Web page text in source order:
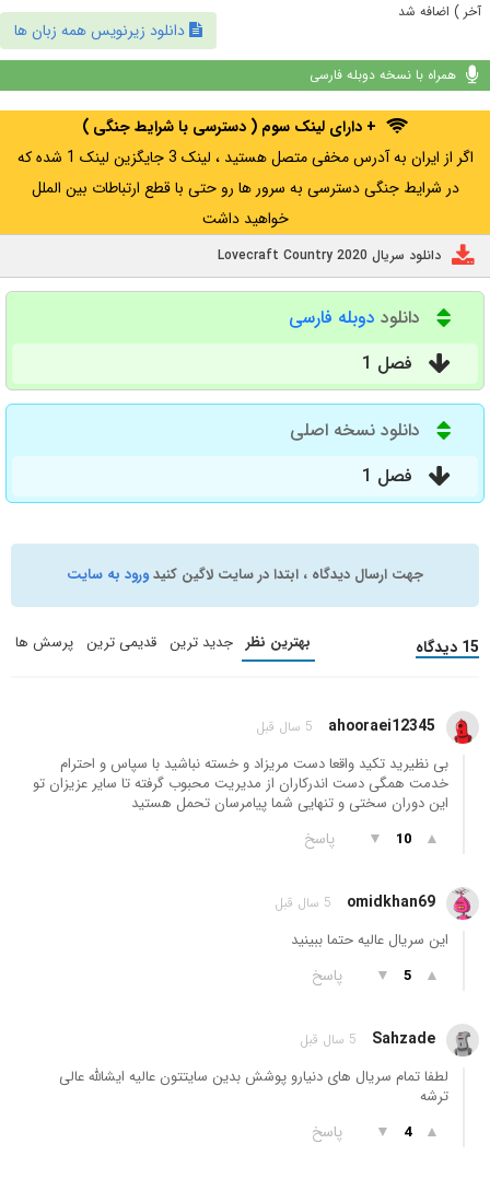
آخر ) اضافه شد
دانلود زیرنویس همه زبان ها
همراه با نسخه دوبله فارسی
+ دارای لینک سوم ( دسترسی با شرایط جنگی )
اگر از ایران به آدرس مخفی متصل هستید ، لینک 3 جایگزین لینک 1 شده که
در شرایط جنگی دسترسی به سرور ها رو حتی با قطع ارتباطات بین الملل
خواهید داشت
دانلود سریال Lovecraft Country 2020
دانلود دوبله فارسی
فصل 1
دانلود نسخه اصلی
فصل 1
جهت ارسال دیدگاه ، ابتدا در سایت لاگین کنیدورود به سایت
15 دیدگاه بهترین نظر جدید ترین قدیمی ترین پرسش ها
ahooraei12345 5 سال قبل
بی نظیرید تکید واقعا دست مریزاد و خسته نباشید با سپاس و احترام
خدمت همگی دست اندرکاران از مدیریت محبوب گرفته تا سایر عزیزان تو
این دوران سختی و تنهایی شما پیامرسان تحمل هستید
▲
10
▼ پاسخ
omidkhan69 5 سال قبل
این سریال عالیه حتما ببینید
▲
5
▼ پاسخ
Sahzade 5 سال قبل
لطفا تمام سریال های دنیارو پوشش بدین سایتتون عالیه ایشالله عالی
ترشه
▲
4
▼ پاسخ